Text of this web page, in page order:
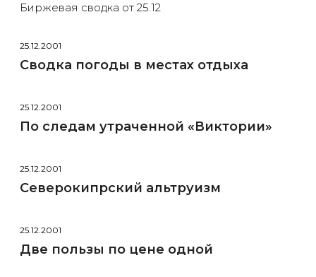
Биржевая сводка от 25.12
25.12.2001
Сводка погоды в местах отдыха
25.12.2001
По следам утраченной «Виктории»
25.12.2001
Северокипрский альтруизм
25.12.2001
Две пользы по цене одной